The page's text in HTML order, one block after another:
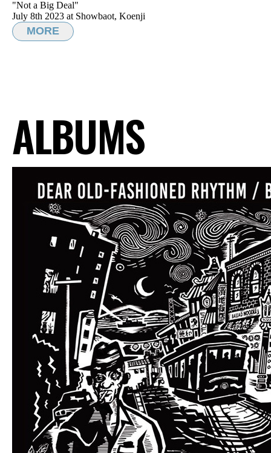
"Not a Big Deal"
July 8th 2023 at Showbaot, Koenji
MORE
ALBUMS